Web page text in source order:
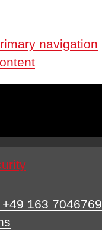
navigation
163 7046769